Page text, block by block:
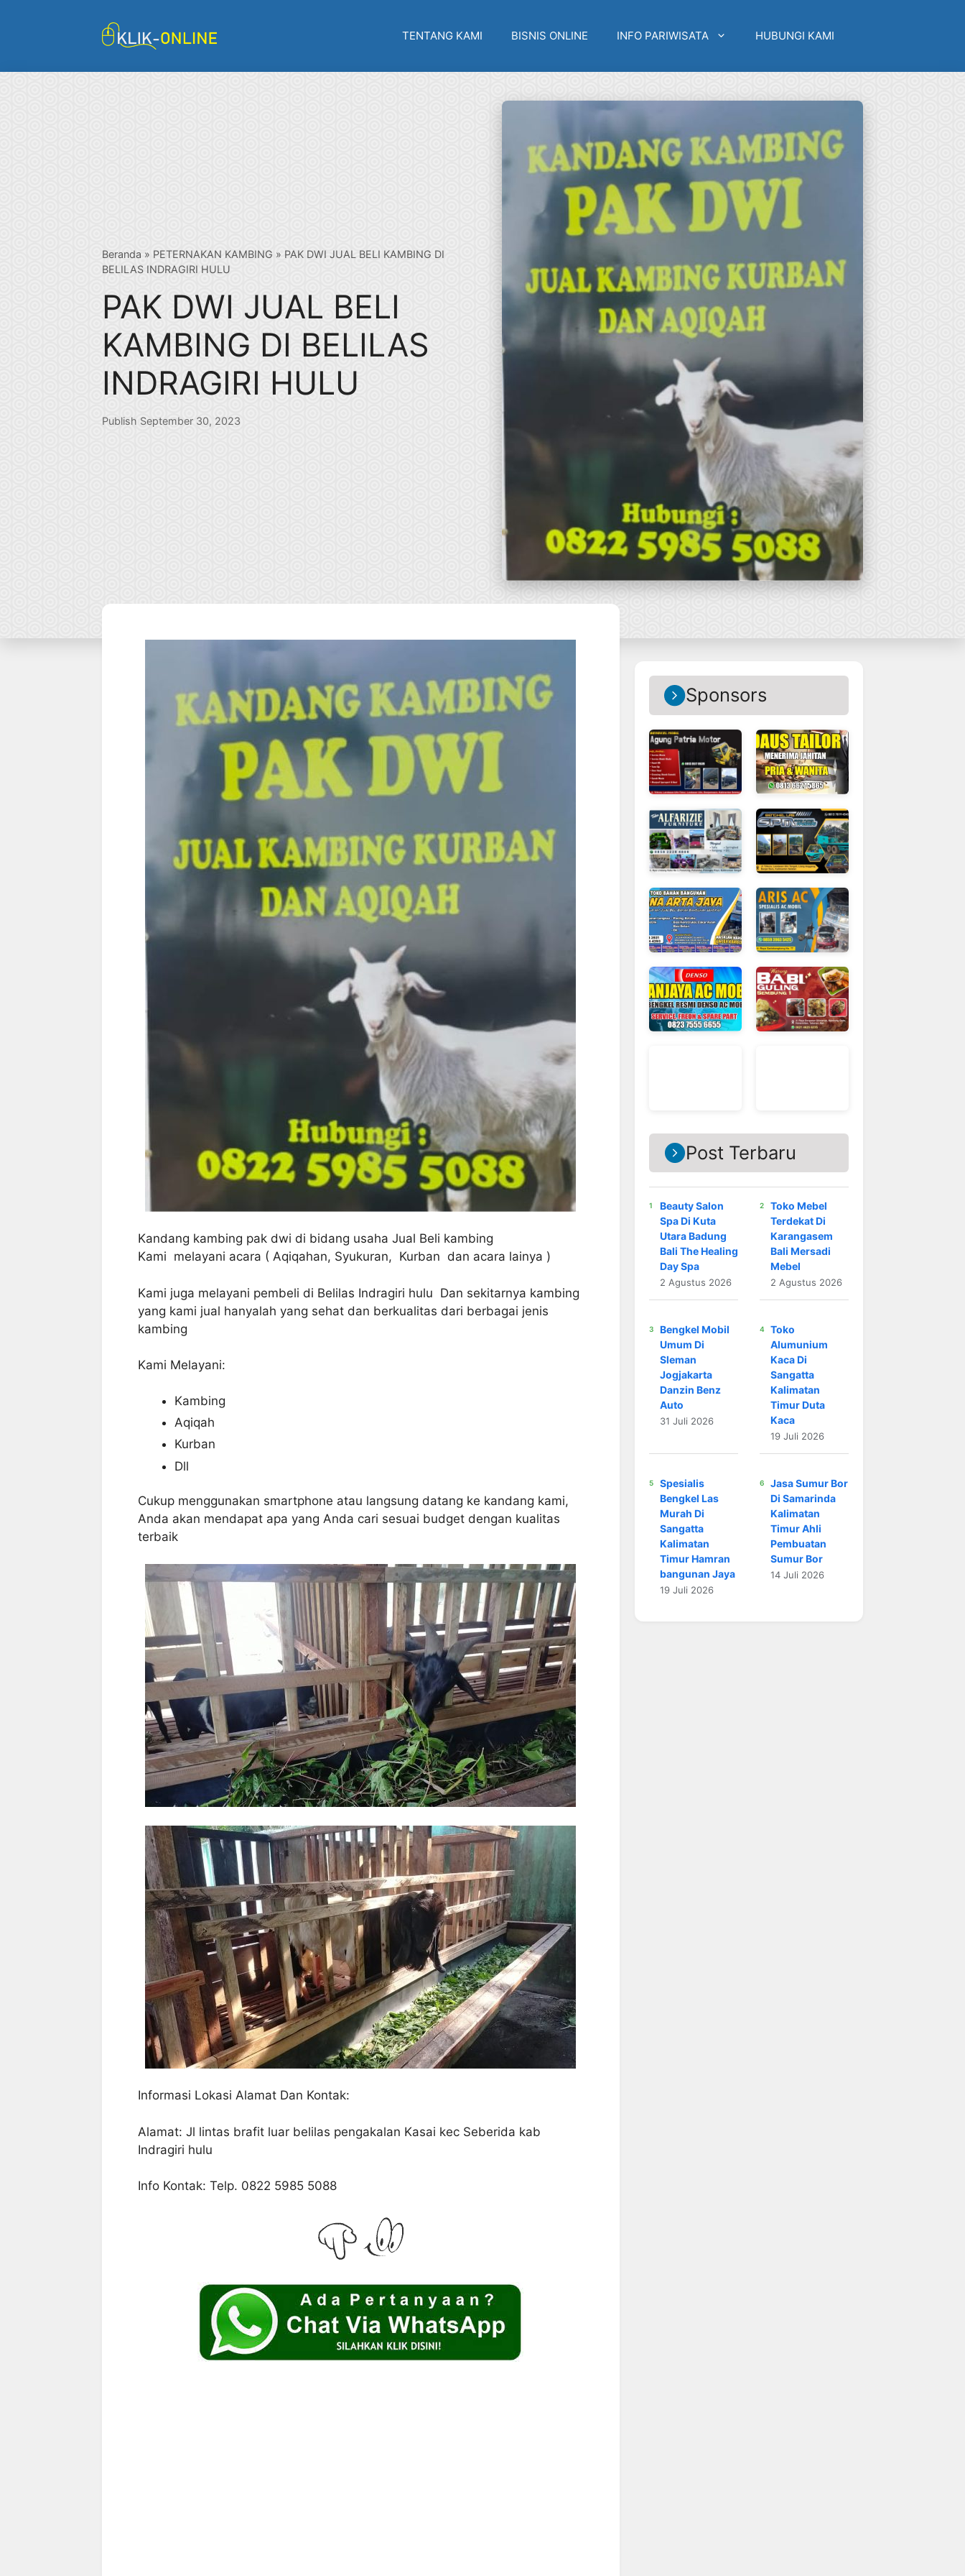
TENTANG KAMI BISNIS ONLINE INFO PARIWISATA HUBUNGI KAMI
Beranda » PETERNAKAN KAMBING » PAK DWI JUAL BELI KAMBING DI
BELILAS INDRAGIRI HULU
PAK DWI JUAL BELI
KAMBING DI BELILAS
INDRAGIRI HULU
Publish September 30, 2023
Kandang kambing pak dwi di bidang usaha Jual Beli kambing
Kami melayani acara ( Aqiqahan, Syukuran, Kurban dan acara lainya )
Kami juga melayani pembeli di Belilas Indragiri hulu Dan sekitarnya kambing
yang kami jual hanyalah yang sehat dan berkualitas dari berbagai jenis
kambing
Kami Melayani:
Kambing
Aqiqah
Kurban
Dll
Cukup menggunakan smartphone atau langsung datang ke kandang kami,
Anda akan mendapat apa yang Anda cari sesuai budget dengan kualitas
terbaik
Informasi Lokasi Alamat Dan Kontak:
Alamat: Jl lintas brafit luar belilas pengakalan Kasai kec Seberida kab
Indragiri hulu
Info Kontak: Telp. 0822 5985 5088
Sponsors
Post Terbaru
Beauty Salon
Spa Di Kuta
Utara Badung
Bali The Healing
Day Spa
2 Agustus 2026
Toko Mebel
Terdekat Di
Karangasem
Bali Mersadi
Mebel
2 Agustus 2026
Bengkel Mobil
Umum Di
Sleman
Jogjakarta
Danzin Benz
Auto
31 Juli 2026
Toko
Alumunium
Kaca Di
Sangatta
Kalimatan
Timur Duta
Kaca
19 Juli 2026
Spesialis
Bengkel Las
Murah Di
Sangatta
Kalimatan
Timur Hamran
bangunan Jaya
19 Juli 2026
Jasa Sumur Bor
Di Samarinda
Kalimatan
Timur Ahli
Pembuatan
Sumur Bor
14 Juli 2026